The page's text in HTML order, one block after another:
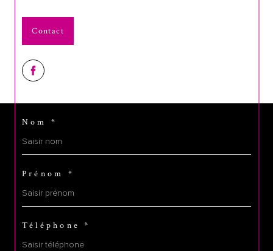
Nom *
Prénom *
Téléphone *
Contact